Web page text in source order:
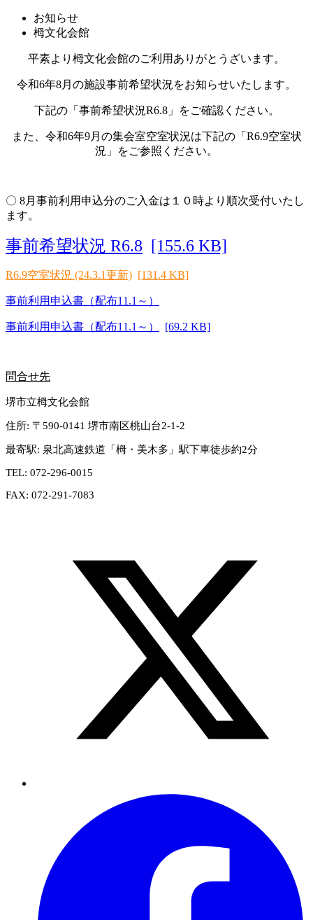
お知らせ
栂文化会館
平素より栂文化会館のご利用ありがとうざいます。
令和6年8月の施設事前希望状況をお知らせいたします。
下記の「事前希望状況R6.8」をご確認ください。
また、令和6年9月の集会室空室状況は下記の「R6.9空室状
況」をご参照ください。
〇 8月事前利用申込分のご入金は１０時より順次受付いたし
ます。
事前希望状況 R6.8 [155.6 KB]
R6.9空室状況 (24.3.1更新) [131.4 KB]
事前利用申込書（配布11.1～）
事前利用申込書（配布11.1～） [69.2 KB]
問合せ先
堺市立栂文化会館
住所: 〒590-0141 堺市南区桃山台2-1-2
最寄駅: 泉北高速鉄道「栂・美木多」駅下車徒歩約2分
TEL: 072-296-0015
FAX: 072-291-7083